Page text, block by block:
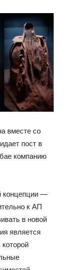
вместе со
пост в
компанию
концепции —
к АП
в новой
является